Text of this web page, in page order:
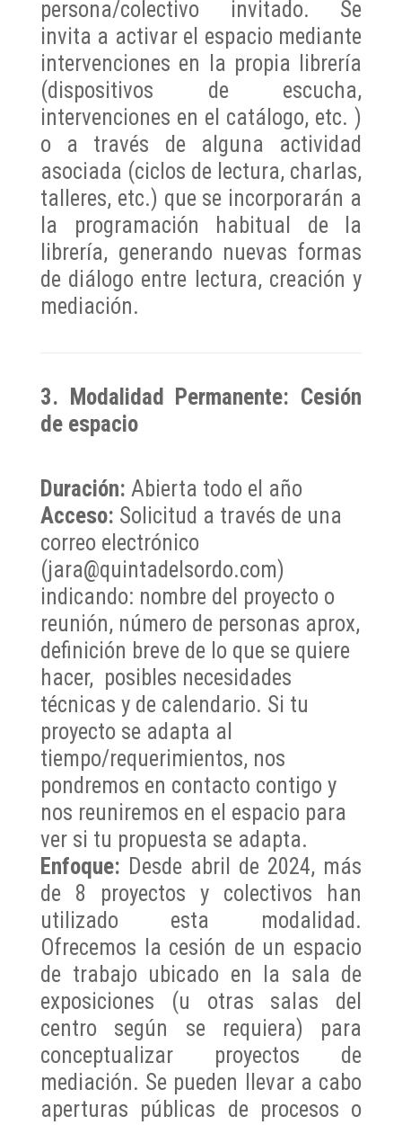
persona/colectivo invitado. Se
invita a activar el espacio mediante
intervenciones en la propia librería
(dispositivos de escucha,
intervenciones en el catálogo, etc. )
o a través de alguna actividad
asociada (ciclos de lectura, charlas,
talleres, etc.) que se incorporarán a
la programación habitual de la
librería, generando nuevas formas
de diálogo entre lectura, creación y
mediación.
3. Modalidad Permanente: Cesión
de espacio
Duración: Abierta todo el año
Acceso: Solicitud a través de una
correo electrónico
(jara@quintadelsordo.com)
indicando: nombre del proyecto o
reunión, número de personas aprox,
definición breve de lo que se quiere
hacer, posibles necesidades
técnicas y de calendario. Si tu
proyecto se adapta al
tiempo/requerimientos, nos
pondremos en contacto contigo y
nos reuniremos en el espacio para
ver si tu propuesta se adapta.
Enfoque: Desde abril de 2024, más
de 8 proyectos y colectivos han
utilizado esta modalidad.
Ofrecemos la cesión de un espacio
de trabajo ubicado en la sala de
exposiciones (u otras salas del
centro según se requiera) para
conceptualizar proyectos de
mediación. Se pueden llevar a cabo
aperturas públicas de procesos o